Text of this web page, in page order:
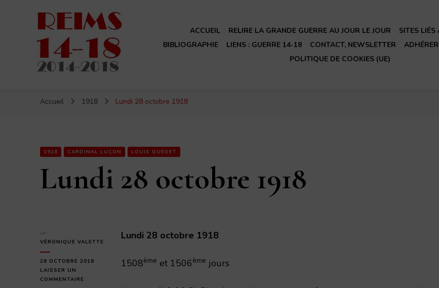
ACCUEIL RELIRE LA GRANDE GUERRE AU JOUR LE JOUR
SITES LIÉS
BIBLIOGRAPHIE
LIENS : GUERRE 14-18 CONTACT, NEWSLETTER ADHÉRER
POLITIQUE DE COOKIES (UE)
Accueil 1918 Lundi 28 octobre 1918
1918 CARDINAL LUÇON LOUIS GUÉDET
Lundi 28 octobre 1918
VÉRONIQUE VALETTE
28 OCTOBRE 2018
LAISSER UN
COMMENTAIRE
Lundi 28 octobre 1918
1508ème et 1506ème jours